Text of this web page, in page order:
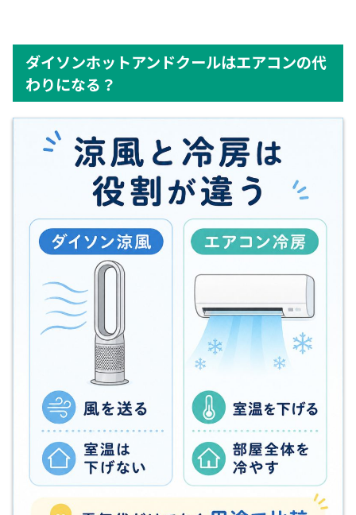
ダイソンホットアンドクールはエアコンの代
わりになる？